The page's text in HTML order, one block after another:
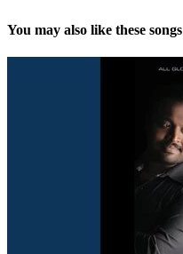
You may also like these songs